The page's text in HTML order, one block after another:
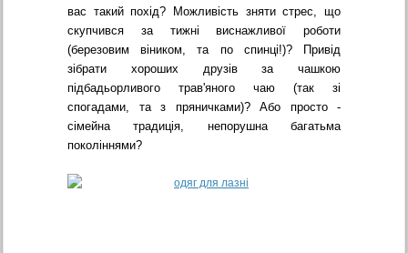
вас такий похід? Можливість зняти стрес, що
скупчився за тижні виснажливої роботи
(березовим віником, та по спинці!)? Привід
зібрати хороших друзів за чашкою
підбадьорливого трав'яного чаю (так зі
спогадами, та з пряничками)? Або просто -
сімейна традиція, непорушна багатьма
поколіннями?